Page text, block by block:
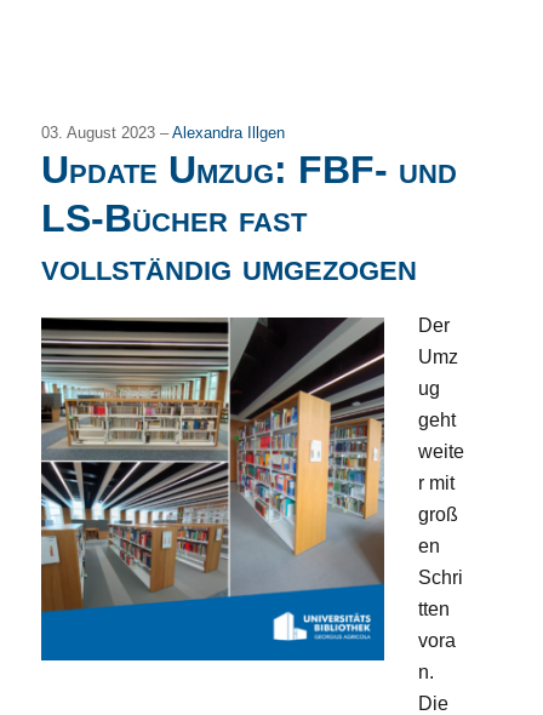
03. August 2023 –Alexandra Illgen
Update Umzug: FBF- und
LS-Bücher fast
vollständig umgezogen
Der
Umz
ug
geht
weite
r mit
groß
en
Schri
tten
vora
n.
Die